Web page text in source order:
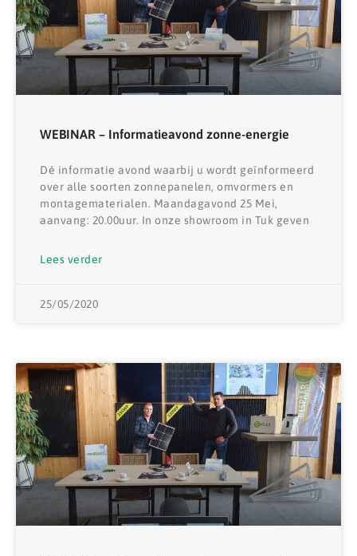
WEBINAR – Informatieavond zonne-energie
Dé informatie avond waarbij u wordt geïnformeerd
over alle soorten zonnepanelen, omvormers en
montagematerialen. Maandagavond 25 Mei,
aanvang: 20.00uur. In onze showroom in Tuk geven
Lees verder
25/05/2020